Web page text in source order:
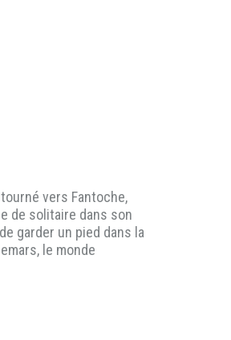
vers Fantoche,
de solitaire dans son
garder un pied dans la
le monde